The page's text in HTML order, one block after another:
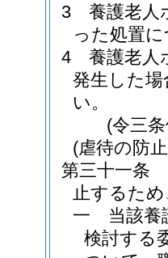
3
養護老人
った処置
4
養護老人
発生した
い。
(令三
(虐待の防
第三十一条
止するた
一
当該
検討する